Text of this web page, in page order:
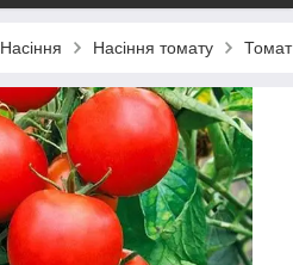
Насіння Насіння томату Томат